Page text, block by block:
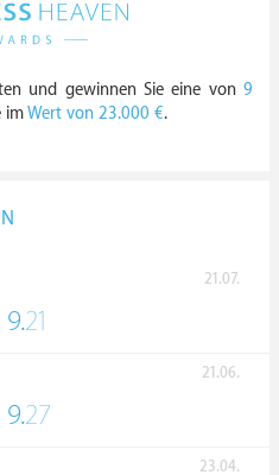
und gewinnen Sie eine von 9
imWert von 23.000 €.
21.07.
9.21
21.06.
9.27
23.04.